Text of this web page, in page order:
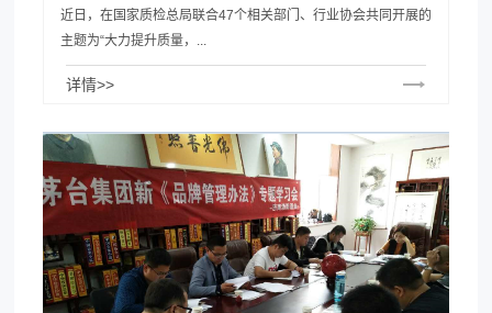
近日，在国家质检总局联合47个相关部门、行业协会共同开展的
主题为“大力提升质量，...
详情>>